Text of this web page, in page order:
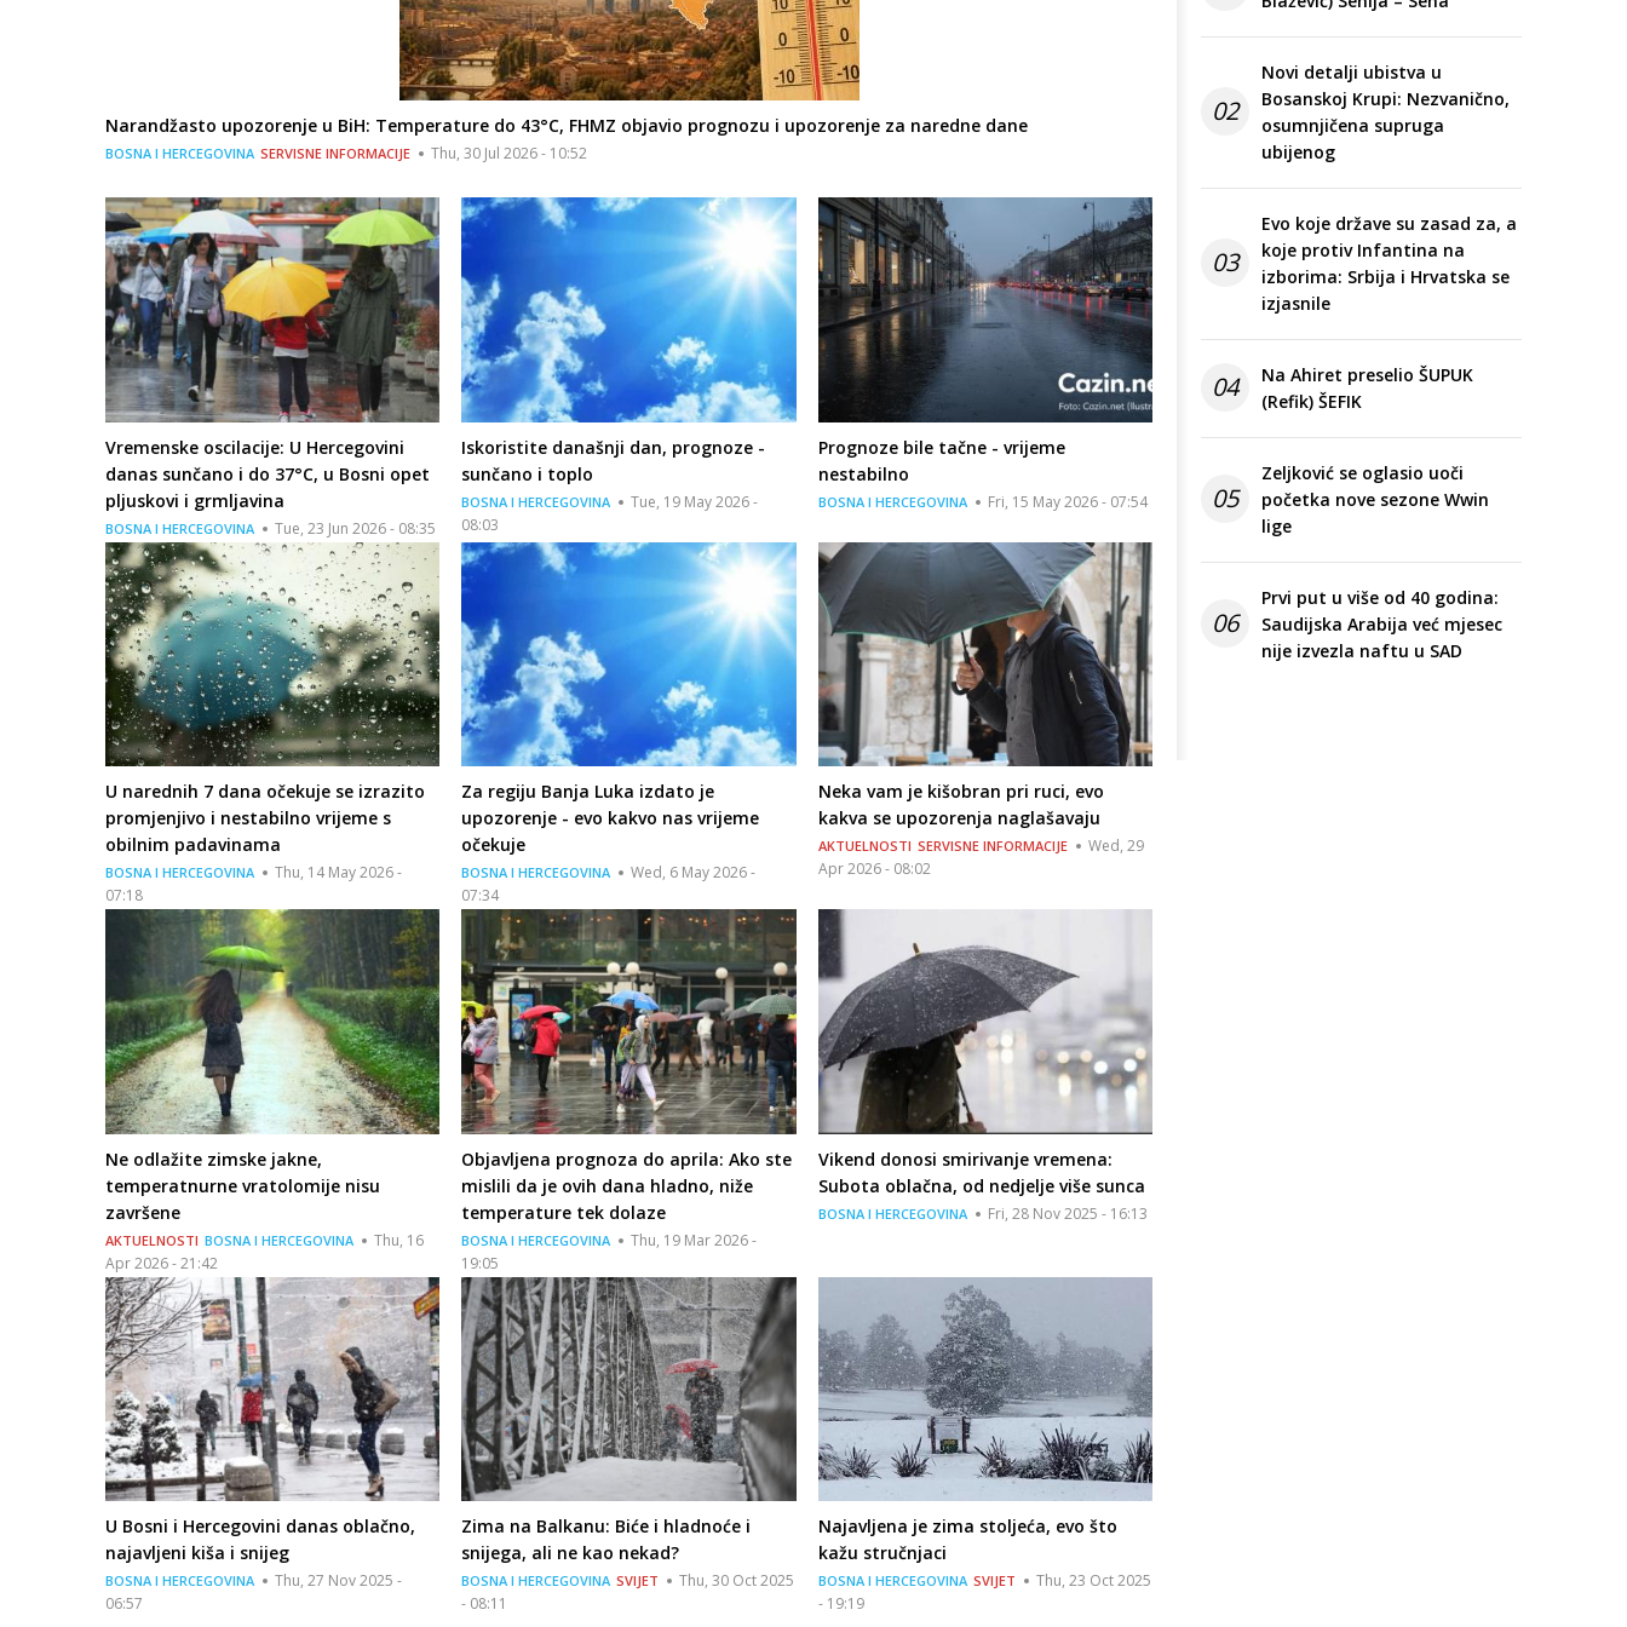
Narandžasto upozorenje u BiH: Temperature do 43°C, FHMZ objavio prognozu i upozorenje za naredne dane
BOSNA I HERCEGOVINA SERVISNE INFORMACIJE Thu, 30 Jul 2026 - 10:52
Vremenske oscilacije: U Hercegovini
danas sunčano i do 37°C, u Bosni opet
pljuskovi i grmljavina
BOSNA I HERCEGOVINA Tue, 23 Jun 2026 - 08:35
Iskoristite današnji dan, prognoze -
sunčano i toplo
BOSNA I HERCEGOVINA
Tue, 19 May 2026 -
08:03
Prognoze bile tačne - vrijeme
nestabilno
BOSNA I HERCEGOVINA Fri, 15 May 2026 - 07:54
U narednih 7 dana očekuje se izrazito
promjenjivo i nestabilno vrijeme s
obilnim padavinama
BOSNA I HERCEGOVINA
Thu, 14 May 2026 -
07:18
Za regiju Banja Luka izdato je
upozorenje - evo kakvo nas vrijeme
očekuje
BOSNA I HERCEGOVINA
Wed, 6 May 2026 -
07:34
Neka vam je kišobran pri ruci, evo
kakva se upozorenja naglašavaju
AKTUELNOSTI SERVISNE INFORMACIJE
Wed, 29
Apr 2026 - 08:02
Ne odlažite zimske jakne,
temperatnurne vratolomije nisu
završene
AKTUELNOSTI BOSNA I HERCEGOVINA
Thu, 16
Apr 2026 - 21:42
Objavljena prognoza do aprila: Ako ste
mislili da je ovih dana hladno, niže
temperature tek dolaze
BOSNA I HERCEGOVINA
Thu, 19 Mar 2026 -
19:05
Vikend donosi smirivanje vremena:
Subota oblačna, od nedjelje više sunca
BOSNA I HERCEGOVINA Fri, 28 Nov 2025 - 16:13
U Bosni i Hercegovini danas oblačno,
najavljeni kiša i snijeg
BOSNA I HERCEGOVINA
Thu, 27 Nov 2025 -
06:57
Zima na Balkanu: Biće i hladnoće i
snijega, ali ne kao nekad?
BOSNA I HERCEGOVINA SVIJET
Thu, 30 Oct 2025
- 08:11
Najavljena je zima stoljeća, evo što
kažu stručnjaci
BOSNA I HERCEGOVINA SVIJET
Thu, 23 Oct 2025
- 19:19
02
Novi detalji ubistva u
Bosanskoj Krupi: Nezvanično,
osumnjičena supruga
ubijenog
03
Evo koje države su zasad za, a
koje protiv Infantina na
izborima: Srbija i Hrvatska se
izjasnile
04
Na Ahiret preselio ŠUPUK
(Refik) ŠEFIK
05
Zeljković se oglasio uoči
početka nove sezone Wwin
lige
06
Prvi put u više od 40 godina:
Saudijska Arabija već mjesec
nije izvezla naftu u SAD